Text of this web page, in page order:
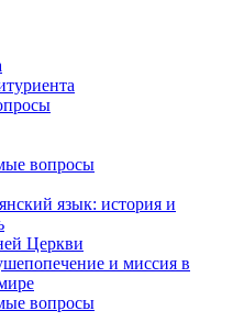
вопросы
язык: история и
Церкви
и миссия в
вопросы